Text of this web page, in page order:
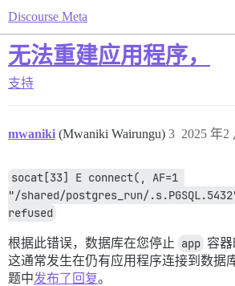
Discourse Meta
无法重建应用程序，
支持
mwaniki (Mwaniki Wairungu) 2025 年2
3
socat[33] E connect(, AF=1
"/shared/postgres_run/
refused
根据此错误，数据库在您停止 app 容器
这通常发生在仍有应用程序连接到数据
题中发布了回复。